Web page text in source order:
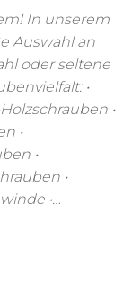
In unserem
Auswahl an
oder seltene
•
•
•
•
•
•…